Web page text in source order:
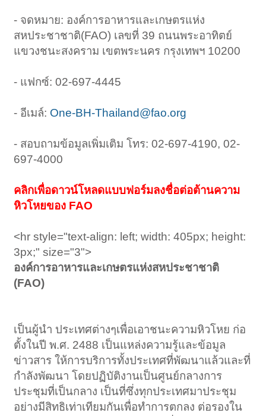
- จดหมาย: องค์การอาหารและเกษตรแห่ง
สหประชาชาติ(FAO) เลขที่ 39 ถนนพระอาทิตย์
แขวงชนะสงคราม เขตพระนคร กรุงเทพฯ 10200​
- แฟกซ์: 02-697-4445​
- อีเมล์: One-BH-Thailand@fao.org
- สอบถามข้อมูลเพิ่มเติม โทร: 02-697-4190, 02-
697-4000
คลิกเพื่อดาวน์โหลดแบบฟอร์มลงชื่อต่อต้านความ
หิวโหยของ FAO
<hr style="text-align: left; width: 405px; height:
3px;" size="3">
องค์การอาหารและเกษตรแห่งสหประชาชาติ
(FAO)
เป็นผู้นำ ประเทศต่างๆเพื่อเอาชนะความหิวโหย ก่อ
ตั้งในปี พ.ศ. 2488 เป็นแหล่งความรู้และข้อมูล
ข่าวสาร ให้การบริการทั้งประเทศที่พัฒนาแล้วและที่
กำลังพัฒนา โดยปฏิบัติงานเป็นศูนย์กลางการ
ประชุมที่เป็นกลาง เป็นที่ซึ่งทุกประเทศมาประชุม
อย่างมีสิทธิเท่าเทียมกันเพื่อทำการตกลง ต่อรองใน